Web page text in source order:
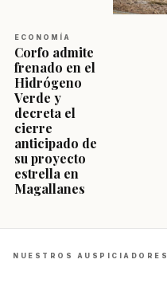
ECONOMÍA
Corfo admite
frenado en el
Hidrógeno
Verde y
decreta el
cierre
anticipado de
su proyecto
estrella en
Magallanes
NUESTROS AUSPICIADORES